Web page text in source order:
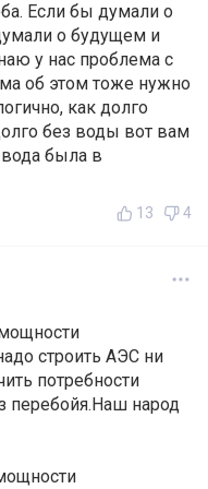
Если бы думали о
о будущем и
у нас проблема с
об этом тоже нужно
как долго
без воды вот вам
вода была в
13 4
строить АЭС ни
потребности
перебойя.Наш народ